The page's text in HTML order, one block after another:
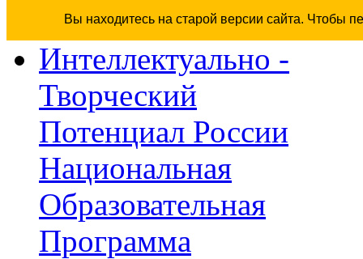
Вы находитесь на старой версии сайта. Чтобы
Интеллектуально -
Творческий
Потенциал России
Национальная
Образовательная
Программа